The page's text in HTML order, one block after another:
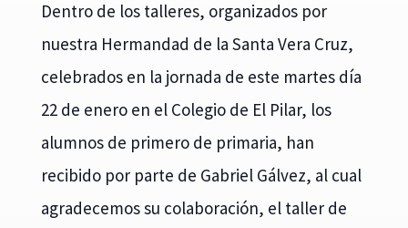
Dentro de los talleres, organizados por
nuestra Hermandad de la Santa Vera Cruz,
celebrados en la jornada de este martes día
22 de enero en el Colegio de El Pilar, los
alumnos de primero de primaria, han
recibido por parte de Gabriel Gálvez, al cual
agradecemos su colaboración, el taller de